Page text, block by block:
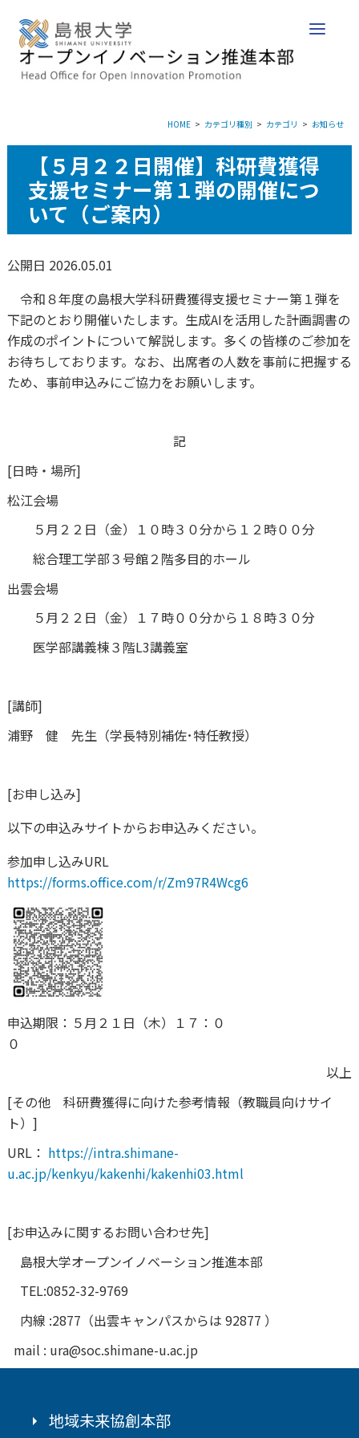
HOME カテゴリ種別 カテゴリ お知らせ
【５月２２日開催】科研費獲得
支援セミナー第１弾の開催につ
いて（ご案内）
公開日 2026.05.01
令和８年度の島根大学科研費獲得支援セミナー第１弾を
下記のとおり開催いたします。生成AIを活用した計画調書の
作成のポイントについて解説します。多くの皆様のご参加を
お待ちしております。なお、出席者の人数を事前に把握する
ため、事前申込みにご協力をお願いします。
記
[日時・場所]
松江会場
５月２２日（金）１０時３０分から１２時００分
総合理工学部３号館２階多目的ホール
出雲会場
５月２２日（金）１７時００分から１８時３０分
医学部講義棟３階L3講義室
[講師]
浦野 健 先生（学長特別補佐･特任教授）
[お申し込み]
以下の申込みサイトからお申込みください。
参加申し込みURL
https://forms.office.com/r/Zm97R4Wcg6
申込期限：５月２１日（木）１７：０
０
以上
[その他 科研費獲得に向けた参考情報（教職員向けサイ
ト）]
URL： https://intra.shimane-
u.ac.jp/kenkyu/kakenhi/kakenhi03.html
[お申込みに関するお問い合わせ先]
島根大学オープンイノベーション推進本部
TEL:0852-32-9769
内線 :2877（出雲キャンパスからは 92877 ）
mail : ura@soc.shimane-u.ac.jp
地域未来協創本部